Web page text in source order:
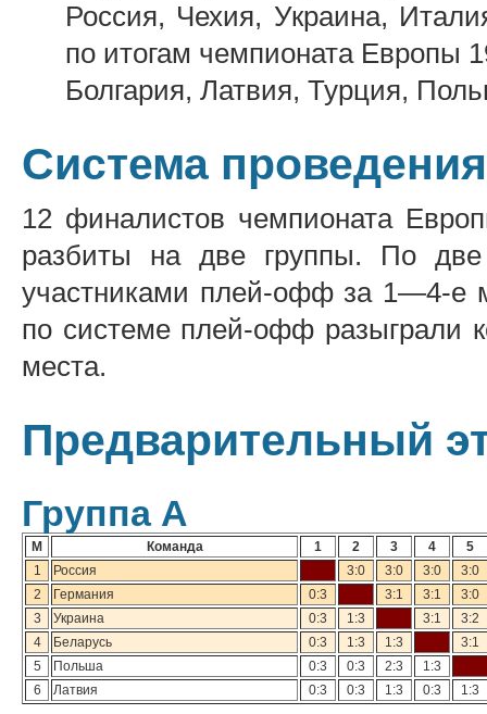
Россия, Чехия, Украина,
по итогам чемпионата Европы
Болгария, Латвия, Турция,
Система
12 финалистов чемпионата
разбиты на две группы. По
участниками плей-офф за 1—4-е
по системе плей-офф разыграли
места.
Предварительный
Группа А
М Команда 1 2 3 4
5
1
Россия 3:0 3:0 3:0
3:0
2
Германия 0:3 3:1 3:1
3:0
3
Украина 0:3 1:3 3:1
3:2
4
Беларусь 0:3 1:3 1:3
3:1
5
Польша 0:3 0:3 2:3
1:3
6
Латвия 0:3 0:3 1:3 0:3 1:3